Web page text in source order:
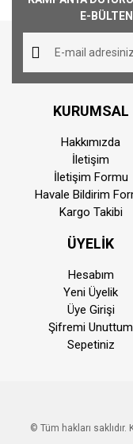
E-
KURUMSAL
Hakkımızda
İletişim
İletişim Formu
Havale Bildirim
Kargo Takibi
ÜYELİK
Hesabım
Yeni Üyelik
Üye Girişi
Şifremi Unuttum
Sepetiniz
© Tüm hakları